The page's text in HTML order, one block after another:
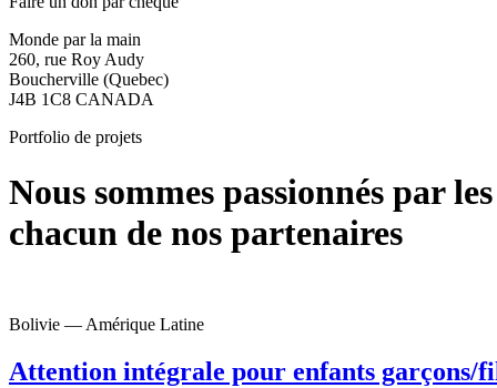
Monde par la main
260, rue Roy Audy
Boucherville (Quebec)
J4B 1C8 CANADA
Portfolio de projets
Nous sommes passionnés par
chacun de nos partenaires
Bolivie — Amérique Latine
Attention intégrale pour enfants garçons/